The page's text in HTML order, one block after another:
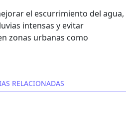
el escurrimiento del agua,
intensas y evitar
zonas urbanas como
RELACIONADAS